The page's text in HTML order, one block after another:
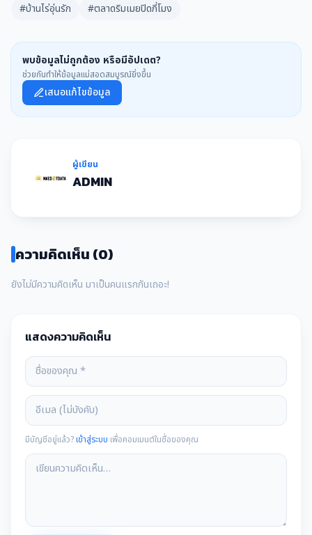
#บ้านไร่อุ่นรัก
#ตลาดริมเมยปิดกี่โมง
พบข้อมูลไม่ถูกต้อง หรือมีอัปเดต?
ช่วยกันทำให้ข้อมูลแม่สอดสมบูรณ์ยิ่งขึ้น
เสนอแก้ไขข้อมูล
ผู้เขียน
ADMIN
ความคิดเห็น (0)
ยังไม่มีความคิดเห็น มาเป็นคนแรกกันเถอะ!
แสดงความคิดเห็น
มีบัญชีอยู่แล้ว?เข้าสู่ระบบ เพื่อคอมเมนต์ในชื่อของคุณ